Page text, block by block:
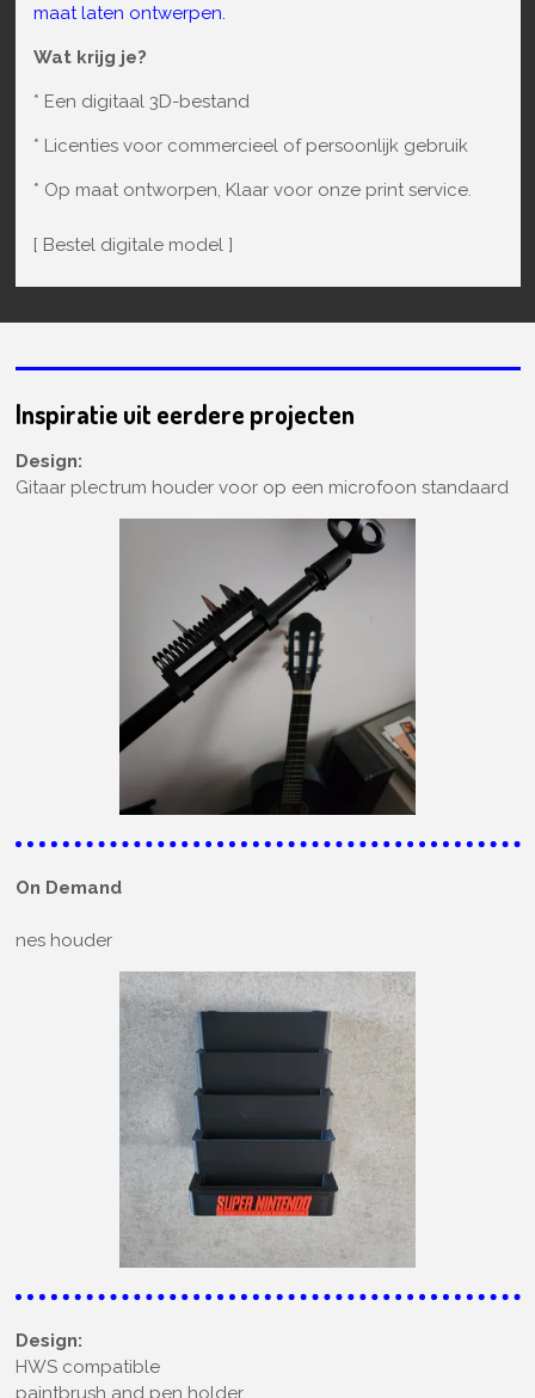
maat laten ontwerpen.
Wat krijg je?
* Een digitaal 3D-bestand
* Licenties voor commercieel of persoonlijk gebruik
* Op maat ontworpen, Klaar voor onze print service.
[ Bestel digitale model ]
Inspiratie uit eerdere projecten
Design:
Gitaar plectrum houder voor op een microfoon standaard
On Demand
nes houder
Design:
HWS compatible
paintbrush and pen holder